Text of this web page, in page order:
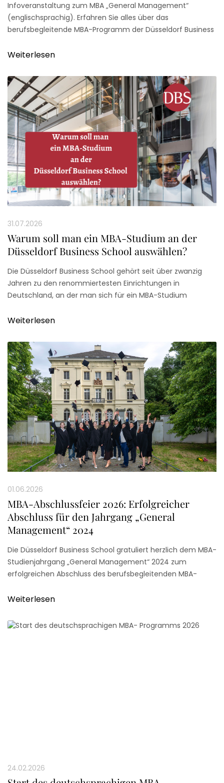
Infoveranstaltung zum MBA „General Management“
(englischsprachig). Erfahren Sie alles über das
berufsbegleitende MBA-Programm der Düsseldorf Business
2026, 14 -15 Uhr
Weiterlesen
31.07.2026
Warum soll man ein MBA-Studium an der
Düsseldorf Business School auswählen?
Die Düsseldorf Business School gehört seit über zwanzig
Jahren zu den renommiertesten Einrichtungen in
Deutschland, an der man sich für ein MBA-Studium
diesem Bereich ist die Düsseldorf Business School weit über
Weiterlesen
01.06.2026
MBA-Abschlussfeier 2026: Erfolgreicher
Abschluss für den Jahrgang „General
Management“ 2024
Die Düsseldorf Business School gratuliert herzlich dem MBA-
Studienjahrgang „General Management“ 2024 zum
erfolgreichen Abschluss des berufsbegleitenden MBA-
Weiterlesen
24.02.2026